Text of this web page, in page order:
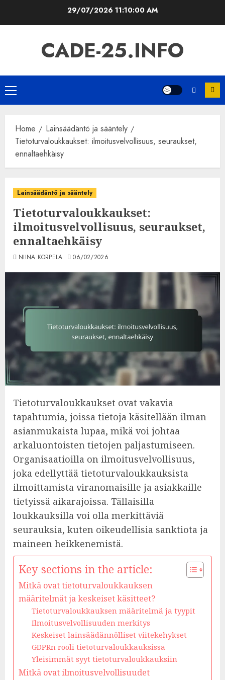
29/07/202611:10:01 AM
CADE-25.INFO
Primary
Menu
Home
Lainsäädäntö ja sääntely
Tietoturvaloukkaukset: ilmoitusvelvollisuus, seuraukset,
ennaltaehkäisy
Lainsäädäntö ja sääntely
Tietoturvaloukkaukset:
ilmoitusvelvollisuus, seuraukset,
ennaltaehkäisy
NIINA KORPELA 06/02/2026
Tietoturvaloukkaukset ovat vakavia
tapahtumia, joissa tietoja käsitellään ilman
asianmukaista lupaa, mikä voi johtaa
arkaluontoisten tietojen paljastumiseen.
Organisaatioilla on ilmoitusvelvollisuus,
joka edellyttää tietoturvaloukkauksista
ilmoittamista viranomaisille ja asiakkaille
tietyissä aikarajoissa. Tällaisilla
loukkauksilla voi olla merkittäviä
seurauksia, kuten oikeudellisia sanktiota ja
maineen heikkenemistä.
Key sections in the article:
Mitkä ovat tietoturvaloukkauksen
määritelmät ja keskeiset käsitteet?
Tietoturvaloukkauksen määritelmä ja tyypit
Ilmoitusvelvollisuuden merkitys
Keskeiset lainsäädännölliset viitekehykset
GDPRn rooli tietoturvaloukkauksissa
Yleisimmät syyt tietoturvaloukkauksiin
Mitkä ovat ilmoitusvelvollisuudet